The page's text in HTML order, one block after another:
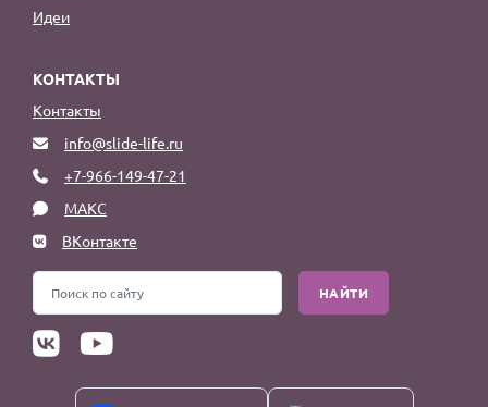
Идеи
КОНТАКТЫ
Контакты
info@slide-life.ru
+7-966-149-47-21
МАКС
ВКонтакте
НАЙТИ